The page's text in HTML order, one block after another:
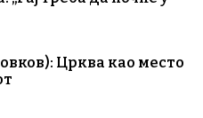
Црква као место